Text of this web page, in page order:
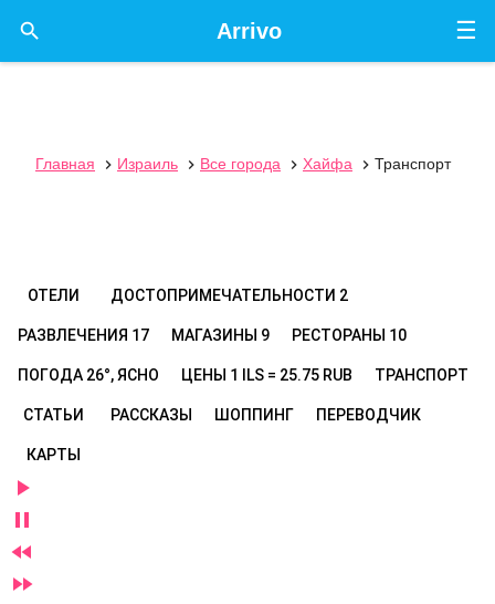
☰
Arrivo

Главная  Израиль  Все города  Хайфа  Транспорт
ОТЕЛИ ДОСТОПРИМЕЧАТЕЛЬНОСТИ 2
РАЗВЛЕЧЕНИЯ 17 МАГАЗИНЫ 9 РЕСТОРАНЫ 10
ПОГОДА 26°, ЯСНО ЦЕНЫ 1 ILS = 25.75 RUB ТРАНСПОРТ
СТАТЬИ РАССКАЗЫ ШОППИНГ ПЕРЕВОДЧИК
КАРТЫ



